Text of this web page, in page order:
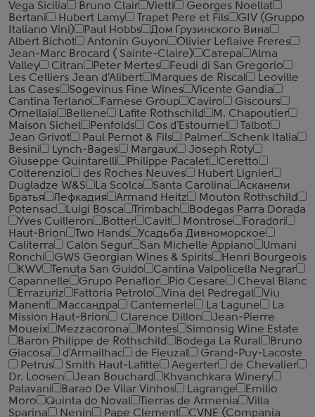
Vega Sicilia
Bruno Clair Vietti
Georges Noellat
Bertani
Hubert Lamy Trapet Pere et Fils
GIV (Gruppo
Italiano Vini)
Paul Hobbs
Дом Грузинского Вина
Albert Bichot
Antonin Guyon
Olivier Leflaive Freres
Jean-Marc Brocard ( Sainte-Claire)
Сатера
Alma
Valley
Citran Peter Mertes
Feudi di San Gregorio
Les Celliers Jean d'Alibert
Marques de Riscal
Leoville
Las Cases
Sogevinus Fine Wines
Vicente Gandia
Cantina Terlano
Farnese Group Caviro
Giscours
Ornellaia
Bellene Lafite Rothschild
M. Chapoutier
Maison Sichel
Penfolds Cos d'Estournel
Talbot
Jean Grivot
Paul Pernot & Fils Palmer
Schenk Italia
Besini
Lynch-Bages Margaux
Joseph Roty
Giuseppe Quintarelli
Philippe Pacalet
Ceretto
Colterenzio
des Roches Neuves
Hubert Lignier
Dugladze W&S
La Scolca Santa Carolina
Асканели
Братья
Лефкадия Armand Heitz
Mouton Rothschild
Potensac
Luigi Bosca Trimbach
Bodegas Parra Dorada
Yves Cuilleron
Botter Cavit Montrose
Foradori
Haut-Brion
Two Hands
Усадьба Дивноморское
Caliterra
Calon Segur San Michelle Appiano
Umani
Ronchi
GWS Georgian Wines & Spirits
Henri Bourgeois
KWV
Tenuta San Guido
Cantina Valpolicella Negrar
Capannelle
Grupo Penaflor Pio Cesare
Cheval Blanc
Errazuriz
Fattoria Petrolo Vina del Pedregal
Viu
Manent
Массандра Cantemerle La Lagune
La
Mission Haut-Brion
Clarence Dillon
Jean-Pierre
Moueix
Mezzacorona Montes
Simonsig Wine Estate
Baron Philippe de Rothschild
Bodega La Rural
Bruno
Giacosa
d'Armailhac de Fieuzal
Grand-Puy-Lacoste
Petrus
Smith Haut-Lafitte Aegerter
de Chevalier
Dr. Loosen
Jean Bouchard
Khvanchkara Winery
Palavani
Barao De Vilar Vinhos Lagrange
Emilio
Moro
Quinta do Noval Tierras de Armenia
Villa
Sparina
Nenin Pape Clement
CVNE (Compania